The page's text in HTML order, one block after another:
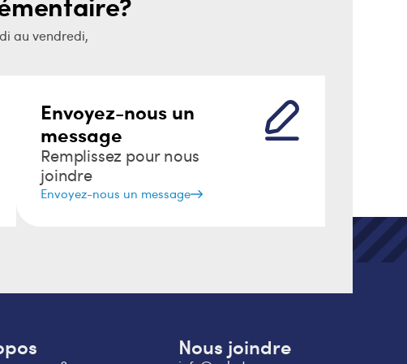
au vendredi,
Envoyez-nous un
message
Remplissez pour nous
joindre
Envoyez-nous un message
Nous joindre